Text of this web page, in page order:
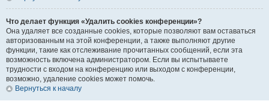
Что делает функция «Удалить cookies конференции»?
Она удаляет все созданные cookies, которые позволяют вам оставаться
авторизованным на этой конференции, а также выполняют другие
функции, такие как отслеживание прочитанных сообщений, если эта
возможность включена администратором. Если вы испытываете
трудности с входом на конференцию или выходом с конференции,
возможно, удаление cookies может помочь.
Вернуться к началу